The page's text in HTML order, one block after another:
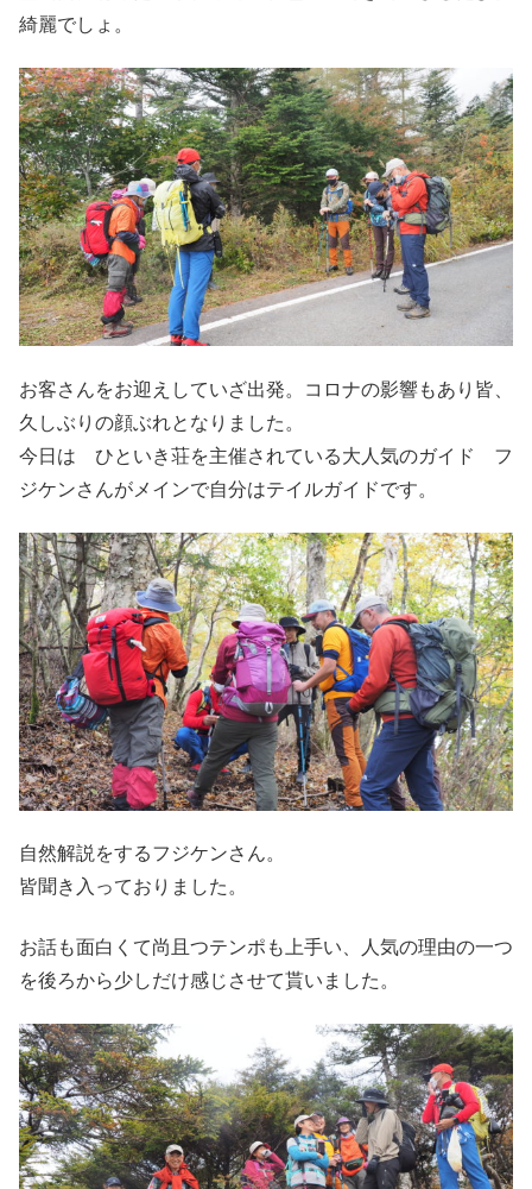
綺麗でしょ。
お客さんをお迎えしていざ出発。コロナの影響もあり皆、
久しぶりの顔ぶれとなりました。
今日は ひといき荘を主催されている大人気のガイド フ
ジケンさんがメインで自分はテイルガイドです。
自然解説をするフジケンさん。
皆聞き入っておりました。
お話も面白くて尚且つテンポも上手い、人気の理由の一つ
を後ろから少しだけ感じさせて貰いました。